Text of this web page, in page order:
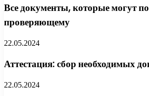
Все документы, которые могут
проверяющему
22.05.2024
Аттестация: сбор необходимых
22.05.2024